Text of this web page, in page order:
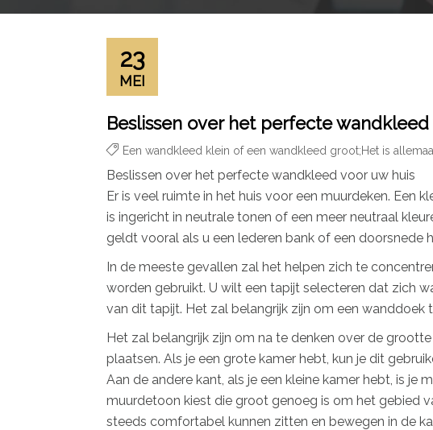
23
MEI
Beslissen over het perfecte
Een wandkleed klein of een wandkleed groot;Het is
Beslissen over het perfecte wandkleed voor uw huis
Er is veel ruimte in het huis voor een muurdeken. Een
is ingericht in neutrale tonen of een meer neutraal
geldt vooral als u een lederen bank of een doorsnede
In de meeste gevallen zal het helpen zich te
worden gebruikt. U wilt een tapijt selecteren dat zich
van dit tapijt. Het zal belangrijk zijn om een wanddoek
Het zal belangrijk zijn om na te denken over de
plaatsen. Als je een grote kamer hebt, kun je dit
Aan de andere kant, als je een kleine kamer hebt, is
muurdetoon kiest die groot genoeg is om het gebied
steeds comfortabel kunnen zitten en bewegen in de